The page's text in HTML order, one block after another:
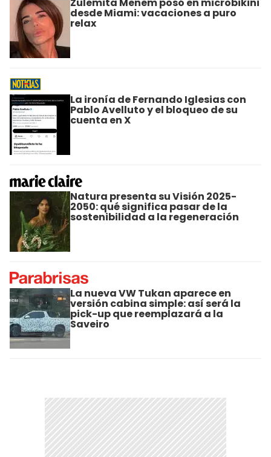
desde Miami: vacaciones a puro
relax
La ironía de Fernando Iglesias con
Pablo Avelluto y el bloqueo de su
cuenta en X
Natura presenta su Visión 2025-
2050: qué significa pasar de la
sostenibilidad a la regeneración
La nueva VW Tukan aparece en
versión cabina simple: así será la
pick-up que reemplazará a la
Saveiro